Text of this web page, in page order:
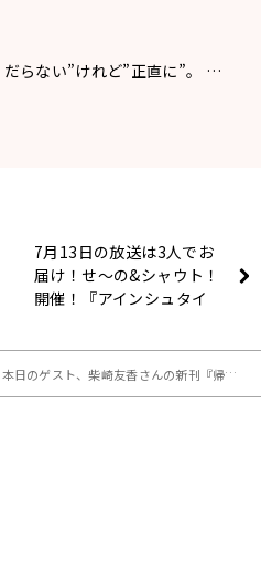
らない”けれど”正直に”。 …
7月13日の放送は3人でお
届け！せ〜の&シャウト！
開催！『アインシュタイ
Heat&Heart!』
スト、柴崎友香さんの新刊『帰れない探偵』に大竹さんがドハマり⁉